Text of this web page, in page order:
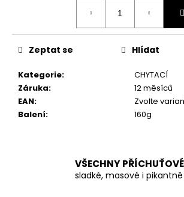
Kategorie:
CHYTACÍ
Záruka:
12 měsíců
EAN:
Zvolte
Balení: 160g
Zeptat se Hlídat
VŠECHNY
sladké, masové i